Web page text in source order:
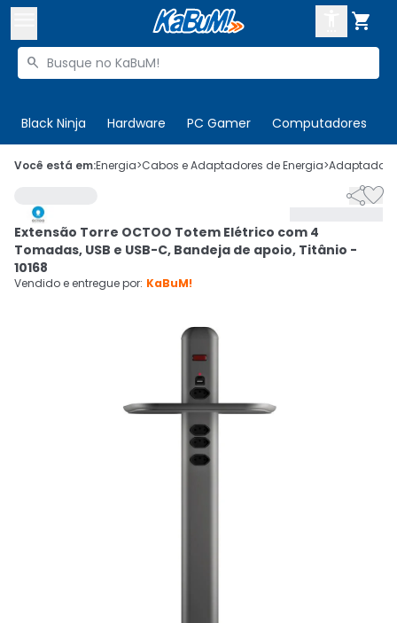

Buscar produtos

Black Ninja Hardware PC Gamer Computadores
 Olá. Acesse sua conta

Cupons
Mais Vendidos
CADASTRE-SE
Você está em:Energia>Cabos e Adaptadores de Energia>

Extensão Torre OCTOO Totem Elétrico com 4
Tomadas, USB e USB-C, Bandeja de apoio, Titânio -
10168
Vendido e entregue por: KaBuM!